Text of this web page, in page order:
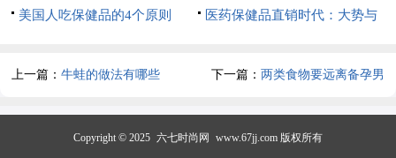
美国人吃保健品的4个原则
医药保健品直销时代：大势与
上一篇：牛蛙的做法有哪些 下一篇： 两类食物要远离备孕男
Copyright © 2025 六七时尚网 www.67jj.com 版权所有